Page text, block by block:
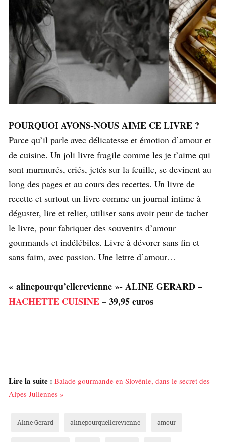
POURQUOI AVONS-NOUS AIME CE LIVRE ?
Parce qu’il parle avec délicatesse et émotion d’amour et
de cuisine. Un joli livre fragile comme les je t’aime qui
sont murmurés, criés, jetés sur la feuille, se devinent au
long des pages et au cours des recettes. Un livre de
recette et surtout un livre comme un journal intime à
déguster, lire et relier, utiliser sans avoir peur de tacher
le livre, pour fabriquer des souvenirs d’amour
gourmands et indélébiles. Livre à dévorer sans fin et
sans faim, avec passion. Une lettre d’amour…
« alinepourqu’ellerevienne »- ALINE GERARD –
HACHETTE CUISINE – 39,95euros
Lire la suite : Balade gourmande en Slovénie, dans le secret des
Alpes Juliennes »
Aline Gerard alinepourquellerevienne amour